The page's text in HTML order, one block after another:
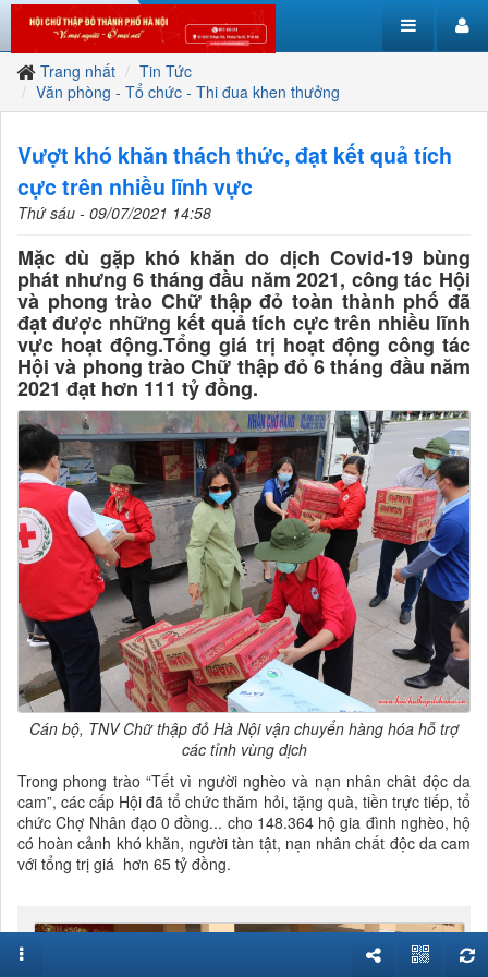
Trang nhất
Tin Tức
Văn phòng - Tổ chức - Thi đua khen thưởng
Vượt khó khăn thách thức, đạt kết quả tích
cực trên nhiều lĩnh vực
Thứ sáu - 09/07/2021 14:58
Mặc dù gặp khó khăn do dịch Covid-19 bùng
phát nhưng 6 tháng đầu năm 2021, công tác Hội
và phong trào Chữ thập đỏ toàn thành phố đã
đạt được những kết quả tích cực trên nhiều lĩnh
vực hoạt động.Tổng giá trị hoạt động công tác
Hội và phong trào Chữ thập đỏ 6 tháng đầu năm
2021 đạt hơn 111 tỷ đồng.
Cán bộ, TNV Chữ thập đỏ Hà Nội vận chuyển hàng hóa hỗ trợ
các tỉnh vùng dịch
Trong phong trào “Tết vì người nghèo và nạn nhân chât độc da
cam”, các cấp Hội đã tổ chức thăm hỏi, tặng quà, tiền trực tiếp, tổ
chức Chợ Nhân đạo 0 đồng... cho 148.364 hộ gia đình nghèo, hộ
có hoàn cảnh khó khăn, người tàn tật, nạn nhân chất độc da cam
với tổng trị giá hơn 65 tỷ đồng.